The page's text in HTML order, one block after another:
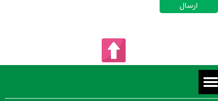
★★ ارسال